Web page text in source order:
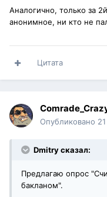
Аналогично, только за
анонимное, ни кто не
Цитата
Опубликовано
Dmitry сказал:
Предлагаю опрос
бакланом".